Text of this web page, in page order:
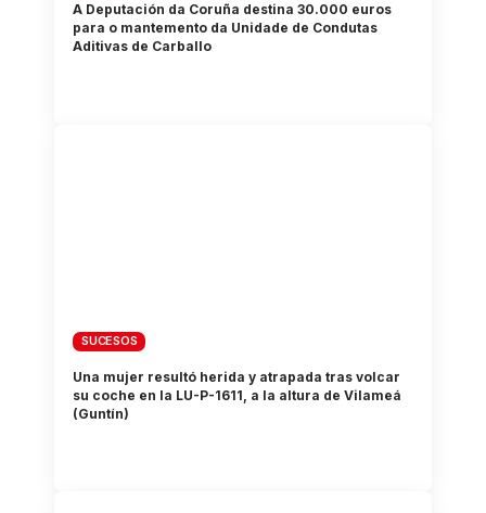
A Deputación da Coruña destina 30.000 euros
para o mantemento da Unidade de Condutas
Aditivas de Carballo
SUCESOS
Una mujer resultó herida y atrapada tras volcar
su coche en la LU-P-1611, a la altura de Vilameá
(Guntín)